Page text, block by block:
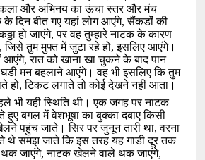
और अभिनय का ऊंचा स्तर और मंच
दिन बीत गए यहां लोग आएंगे, सैंकडोंं की
हो जाएंगे, पर वह तुम्हारे नाटक के कारण
, जिसे तुम मुफ्त में जुटा रहे हो, इसलिए आएंगे।
आएंगे, रात को खाना खा चुकने के बाद पान
घडी मन बहलाने आएंगे। वह भी इसलिए कि तुम
हो, टिकट लगाते तो कोई देखने नहीं आता।
भी यही स्थिति थी। एक जगह पर नाटक
हुए बगल में वेशभूषा का बुक्का दबाए किसी
पहुंच जाते। सिर पर जुनून तारी था, वरना
थे समझ जाते कि इस तरह यह गाडी दूर तक
थक जाएंगे, नाटक खेलने वाले थक जाएंगे,